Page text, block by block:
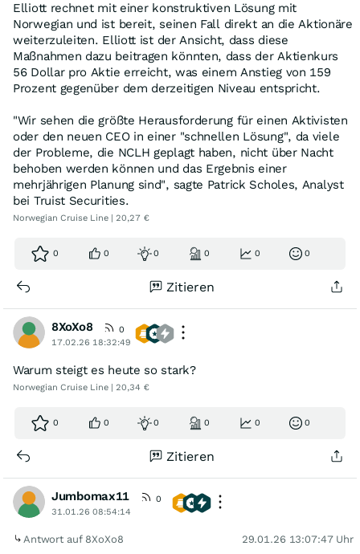
Elliott rechnet mit einer konstruktiven Lösung mit
Norwegian und ist bereit, seinen Fall direkt an die Aktionäre
weiterzuleiten. Elliott ist der Ansicht, dass diese
Maßnahmen dazu beitragen könnten, dass der Aktienkurs
56 Dollar pro Aktie erreicht, was einem Anstieg von 159
Prozent gegenüber dem derzeitigen Niveau entspricht.
"Wir sehen die größte Herausforderung für einen Aktivisten
oder den neuen CEO in einer "schnellen Lösung", da viele
der Probleme, die NCLH geplagt haben, nicht über Nacht
behoben werden können und das Ergebnis einer
mehrjährigen Planung sind", sagte Patrick Scholes, Analyst
bei Truist Securities.
Norwegian Cruise Line | 20,27 €
0 0 0 0 0 0
Zitieren
8XoXo8
0
17.02.26 18:32:49
Warum steigt es heute so stark?
Norwegian Cruise Line | 20,34 €
0 0 0 0 0 0
Zitieren
Jumbomax11
0
31.01.26 08:54:14
Antwort auf 8XoXo8 29.01.26 13:07:47 Uhr